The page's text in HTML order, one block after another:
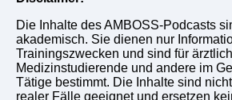
Die Inhalte des AMBOSS-Podcasts
akademisch. Sie dienen nur
Trainingszwecken und sind für
Medizinstudierende und andere im
Tätige bestimmt. Die Inhalte sind
realer Fälle geeignet und ersetzen